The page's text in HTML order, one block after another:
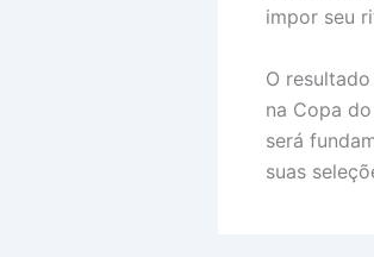
impor seu
O
na Copa
será
suas